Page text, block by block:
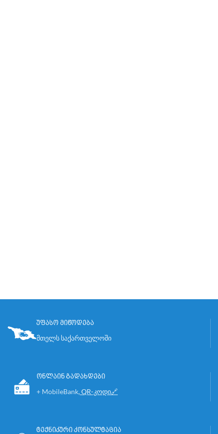
უფასო მიწოდება
მთელს საქართველოში
ონლაინ გადახდები
+ MobileBank,QR-კოდი🔗
ტექნიკური კონსულტაცია